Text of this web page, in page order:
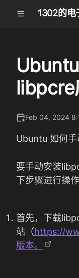
1302的电
libpcre
Feb 04, 2024
Ubuntu 如何
要手动安装
下步骤进行操作
首先，下载
站（https://
版本。